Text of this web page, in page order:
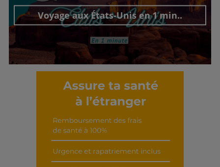
Voyage aux États-Unis en 1 min..
Découvrir cet interview